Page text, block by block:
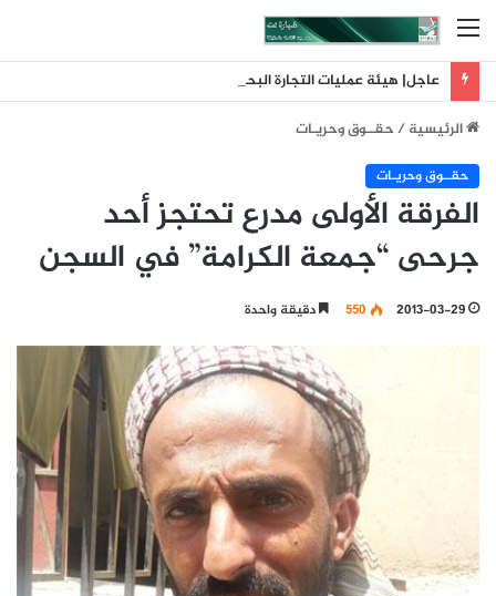
القائمة
الرئيسية/حقــوق وحريـات
حقــوق وحريـات
الفرقة الأولى مدرع تحتجز أحد
جرحى “جمعة الكرامة” في السجن
2013-03-29
550 دقيقة واحدة